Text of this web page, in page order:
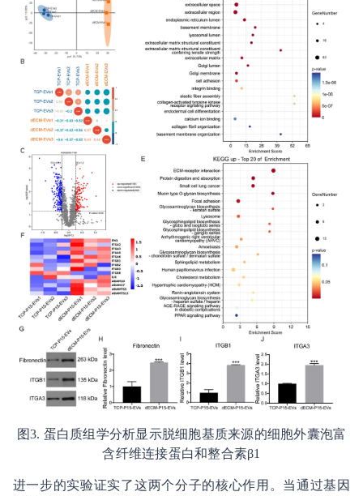
图3. 蛋白质组学分析显示脱细胞基质来源的细胞外囊泡富
含纤维连接蛋白和整合素β1
进一步的实验证实了这两个分子的核心作用。当通过基因